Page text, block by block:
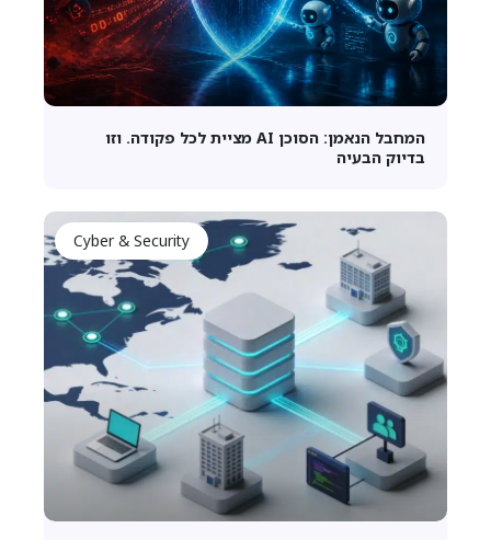
המחבל הנאמן: הסוכן AI מציית לכל פקודה. וזו
בדיוק הבעיה
Cyber & Security